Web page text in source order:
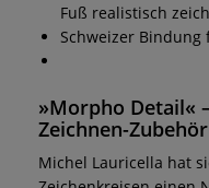
Fuß realistisch
Schweizer
»Morpho Detail«
Zeichnen-Zubehör
Michel Lauricella hat